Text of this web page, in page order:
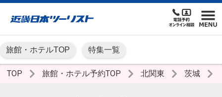
旅館・ホテルTOP 特集一覧
TOP 旅館・ホテル予約TOP 北関東 茨城